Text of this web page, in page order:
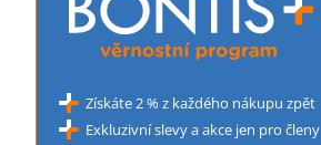
Získáte 2 % z každého nákupu zpět
Exkluzivní slevy a akce jen pro členy